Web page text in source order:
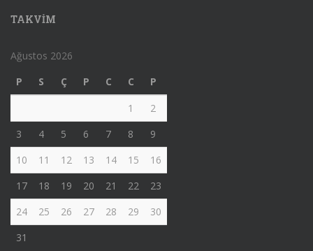
TAKVIM
Ağustos 2026
P
S Ç P C C
P
1
2
3
4 5 6 7 8
9
10
11 12 13 14 15
16
17
18 19 20 21 22
23
24
25 26 27 28 29
30
31